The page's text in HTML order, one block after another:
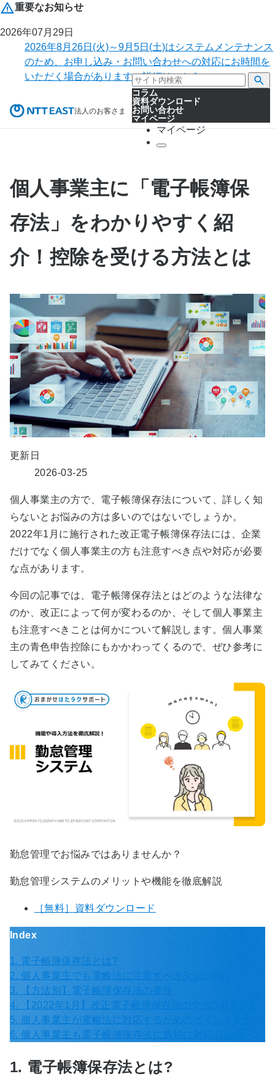
重要なお知らせ
2026年07月29日
2026年8月26日(火)～9月5日(土)はシステムメンテナンス
のため、お申し込み・お問い合わせへの対応にお時間を
いただく場合があります。詳細はこちら。
法人のお客さま
コラム
資料ダウンロード
お問い合わせ
マイページ
マイページ
個人事業主に「電子帳簿保
存法」をわかりやすく紹
介！控除を受ける方法とは
更新日
2026-03-25
個人事業主の方で、電子帳簿保存法について、詳しく知
らないとお悩みの方は多いのではないでしょうか。
2022年1月に施行された改正電子帳簿保存法には、企業
だけでなく個人事業主の方も注意すべき点や対応が必要
な点があります。
今回の記事では、電子帳簿保存法とはどのような法律な
のか、改正によって何が変わるのか、そして個人事業主
も注意すべきことは何かについて解説します。個人事業
主の青色申告控除にもかかわってくるので、ぜひ参考に
してみてください。
勤怠管理でお悩みではありませんか？
勤怠管理システムのメリットや機能を徹底解説
［無料］資料ダウンロード
Index
1. 電子帳簿保存法とは?
2. 個人事業主でも電帳法に注意すべき3つの理由
3. 【方法別】電子帳簿保存法の要件
4. 【2022年1月】改正電子帳簿保存法の5つのポイント
5. 個人事業主が電帳法に対応するためのポイント4つ
6. 個人事業主も電子帳簿保存法に適切に対応しよう
1. 電子帳簿保存法とは?